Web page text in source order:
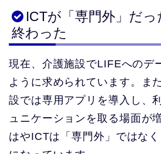
ICTが「専門外」だっ
終わった
現在、介護施設でLIFEへのデ
ように求められています。ま
設では専用アプリを導入し、
ュニケーションを取る場面が
はやICTは「専門外」ではな